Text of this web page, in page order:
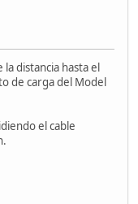
distancia hasta el
de carga del Model
el cable